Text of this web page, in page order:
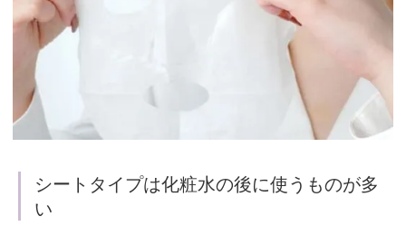
性
に
キ
ン
シートタイプは化粧水の後に使うものが多
い